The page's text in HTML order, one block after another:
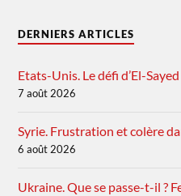
DERNIERS ARTICLES
Etats-Unis. Le défi d’El-
7 août 2026
Syrie. Frustration et colère
6 août 2026
Ukraine. Que se passe-t-il ?